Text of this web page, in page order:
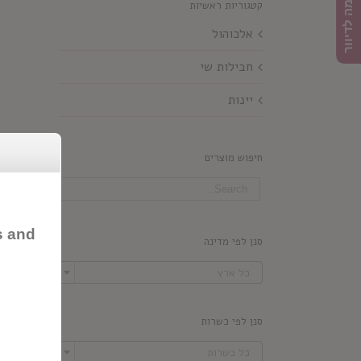
קטגוריות ראשיות
אלכוהול
חבילות שי
יינות
חיפוש מוצרים
סנן לפי מדינה
סנן לפי כשרות
and